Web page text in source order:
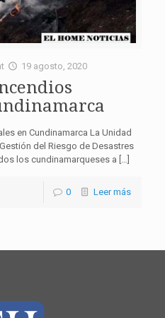
19 agosto, 2020
en Cundinamarca La Unidad
del Riesgo de Desastres
los cundinamarqueses a […]
0 Leer más